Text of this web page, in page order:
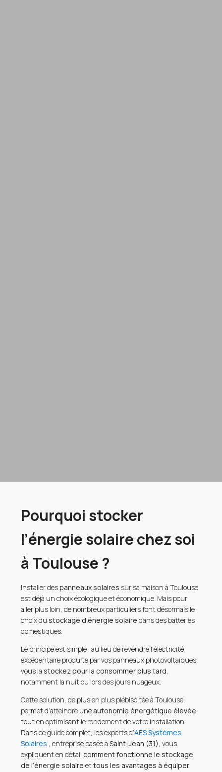
Pourquoi stocker
l’énergie solaire chez soi
à Toulouse ?
Installer despanneaux solaires sur sa maison à Toulouse
est déjà un choix écologique et économique. Mais pour
aller plus loin, de nombreux particuliers font désormais le
choix dustockage d’énergie solaire dans des batteries
domestiques.
Le principe est simple : au lieu de revendre l’électricité
excédentaire produite par vos panneaux photovoltaïques,
vous lastockez pour la consommer plus tard
notamment la nuit ou lors des jours nuageux.
Cette solution, de plus en plus plébiscitée à Toulouse,
permet d’atteindre une autonomie énergétique élevée
tout en optimisant le rendement de votre installation.
Dans ce guide complet, les experts d’AES Systèmes
Solaires , entreprise basée àSaint-Jean (31) , vous
expliquent en détail comment fonctionne le stockage
de l’énergie solaire ettous les avantages à équiper